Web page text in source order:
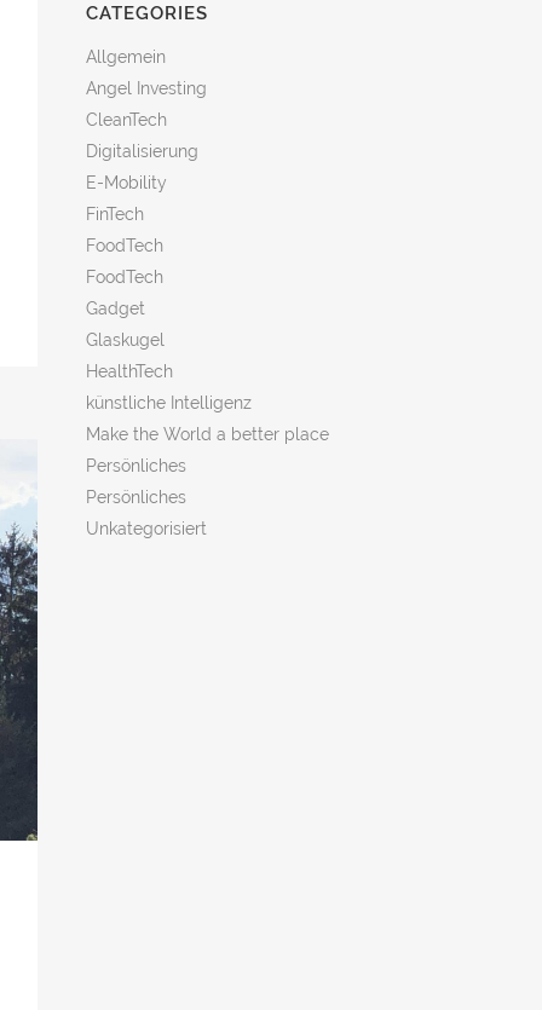
CATEGORIES
Allgemein
Angel Investing
CleanTech
Digitalisierung
E-Mobility
FinTech
FoodTech
FoodTech
Gadget
Glaskugel
HealthTech
künstliche Intelligenz
Make the World a better place
Persönliches
Persönliches
Unkategorisiert